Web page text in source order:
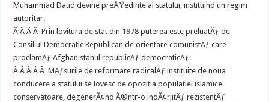
Muhammad Daud devine preÅŸedinte al statului, instituind un regim
autoritar.
Â Â Â Â Prin lovitura de stat din 1978 puterea este preluatÄƒ de
Consiliul Democratic Republican de orientare comunistÄƒ care
proclamÄƒ Afghanistanul republicÄƒ democraticÄƒ.
Â Â Â Â Â MÄƒsurile de reformare radicalÄƒ instituite de noua
conducere a statului se lovesc de opozitia populatiei islamice
conservatoare, degenerÃ¢nd Ã®ntr-o indÃ¢rjitÄƒ rezistentÄƒ